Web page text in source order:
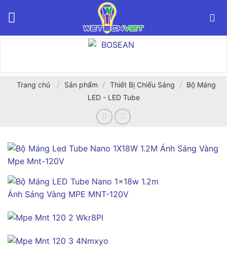
Trang chủ / Sản phẩm / Thiết Bị Chiếu Sáng / Bộ Máng
LED - LED Tube